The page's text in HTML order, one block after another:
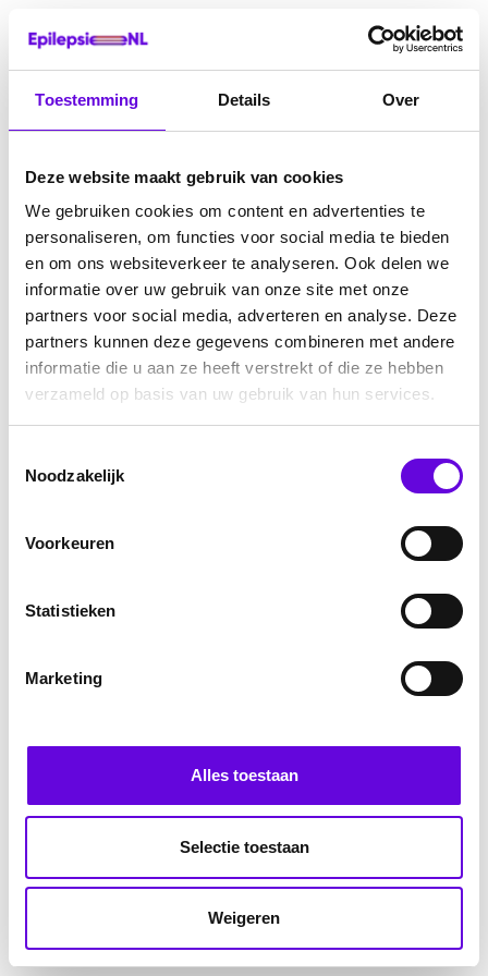
Toestemming Details Over
Deze website maakt gebruik van cookies
We gebruiken cookies om content en advertenties te
personaliseren, om functies voor social media te bieden
en om ons websiteverkeer te analyseren. Ook delen we
informatie over uw gebruik van onze site met onze
partners voor social media, adverteren en analyse. Deze
partners kunnen deze gegevens combineren met andere
informatie die u aan ze heeft verstrekt of die ze hebben
verzameld op basis van uw gebruik van hun services.
Noodzakelijk
Voorkeuren
Statistieken
Marketing
Alles toestaan
Selectie toestaan
Weigeren